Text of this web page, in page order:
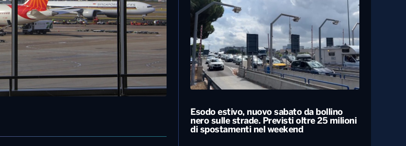
Esodo estivo, nuovo sabato da bollino
nero sulle strade. Previsti oltre 25 milioni
di spostamenti nel weekend